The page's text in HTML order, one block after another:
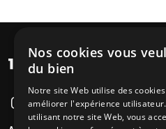
Nos cookies vous
du bien
Notre site Web utilise des
améliorer l'expérience
utilisant notre site Web, vous